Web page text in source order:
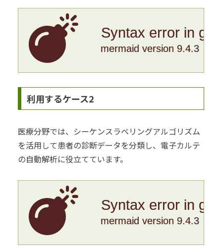
Syntax error in
mermaid version 9.4.3
利用するケース2
医療分野では、シーケンスラベリングアルゴリズム
を活用して患者の診断データを分類し、電子カルテ
の自動解析に役立てています。
Syntax error in
mermaid version 9.4.3